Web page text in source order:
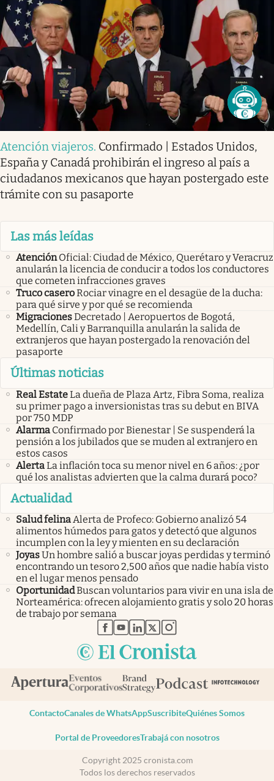
Atención viajeros. Confirmado | Estados Unidos,
España y Canadá prohibirán el ingreso al país a
ciudadanos mexicanos que hayan postergado este
trámite con su pasaporte
Las más leídas
Atención Oficial: Ciudad de México, Querétaro y Veracruz
anularán la licencia de conducir a todos los conductores
que cometen infracciones graves
Truco caseroRociar vinagre en el desagüe de la ducha:
para qué sirve y por qué se recomienda
MigracionesDecretado | Aeropuertos de Bogotá,
Medellín, Cali y Barranquilla anularán la salida de
extranjeros que hayan postergado la renovación del
pasaporte
Últimas noticias
Real EstateLa dueña de Plaza Artz, Fibra Soma, realiza
su primer pago a inversionistas tras su debut en BIVA
por 750 MDP
Alarma Confirmado por Bienestar | Se suspenderá la
pensión a los jubilados que se muden al extranjero en
estos casos
AlertaLa inflación toca su menor nivel en 6 años: ¿por
qué los analistas advierten que la calma durará poco?
Actualidad
Salud felinaAlerta de Profeco: Gobierno analizó 54
alimentos húmedos para gatos y detectó que algunos
incumplen con la ley y mienten en su declaración
JoyasUn hombre salió a buscar joyas perdidas y terminó
encontrando un tesoro 2,500 años que nadie había visto
en el lugar menos pensado
OportunidadBuscan voluntarios para vivir en una isla de
Norteamérica: ofrecen alojamiento gratis y solo 20 horas
de trabajo por semana
abre en nueva pestaña
abre en nueva pestaña
abre en nueva pestaña
abre en nueva pestaña
abre en nueva pestaña
ContactoCanales de WhatsAppSuscribiteQuiénes Somos
Portal de ProveedoresTrabajá con nosotros
Copyright 2025 cronista.com
Todos los derechos reservados